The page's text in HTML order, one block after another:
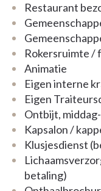
Zorg en
op vraag en
Ook als je een
appartement
Als een verblijf in
zou verhogen,
in hetzelfde
gezichten zien.
Ook in Het Veld:
Restaurant
Rokersruimte /
Animatie
Eigen interne
Eigen
Ontbijt,
Kapsalon /
Klusjesdienst
betaling)